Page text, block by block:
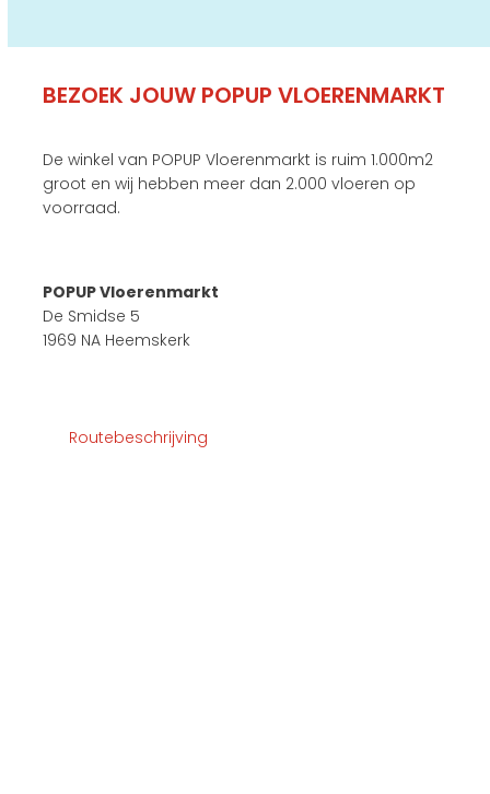
BEZOEK JOUW POPUP VLOERENMARKT
De winkel van POPUP Vloerenmarkt is ruim 1.000m2
groot en wij hebben meer dan 2.000 vloeren op
voorraad.
POPUP Vloerenmarkt
De Smidse 5
1969 NA Heemskerk
Routebeschrijving